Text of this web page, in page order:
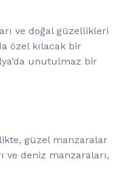
ve doğal güzellikleri
özel kılacak bir
unutulmaz bir
güzel manzaralar
ve deniz manzaraları,